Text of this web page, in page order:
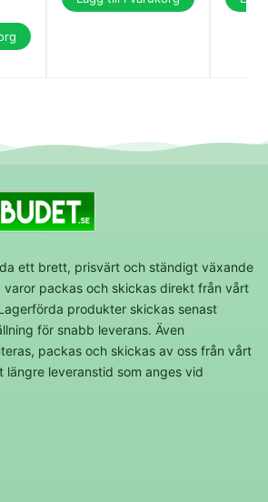
ett brett, prisvärt och ständigt växande
varor packas och skickas direkt från vårt
produkter skickas senast
för snabb leverans. Även
packas och skickas av oss från vårt
längre leveranstid som anges vid